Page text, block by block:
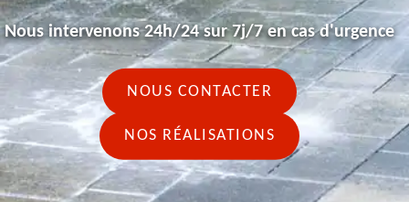
Nous intervenons 24h/24 sur 7j/7 en cas d'urgence
NOUS CONTACTER
NOS RÉALISATIONS